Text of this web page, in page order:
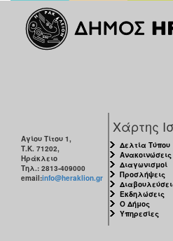
Αγίου Τίτου 1,
Τ.Κ. 71202,
Ηράκλειο
Τηλ.: 2813-409000
email:info@heraklion.gr
Χάρτης
Δελτία Τύπου
Ανακοινώσεις
Διαγωνισμοί
Προσλήψεις
Εκδηλώσεις
Ο Δήμος
Υπηρεσίες